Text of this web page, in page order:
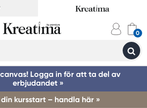
Logga in för att ta del av
erbjudandet »
kursstart – handla här »